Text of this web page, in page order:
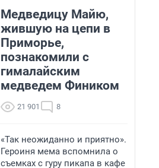
Медведицу Майю,
жившую на цепи в
Приморье,
познакомили с
гималайским
медведем Фиником
21 901 8
«Так неожиданно и приятно».
Героиня мема вспомнила о
съемках с гуру пикапа в кафе